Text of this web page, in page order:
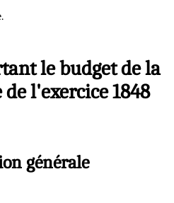
le budget de la
l'exercice 1848
générale